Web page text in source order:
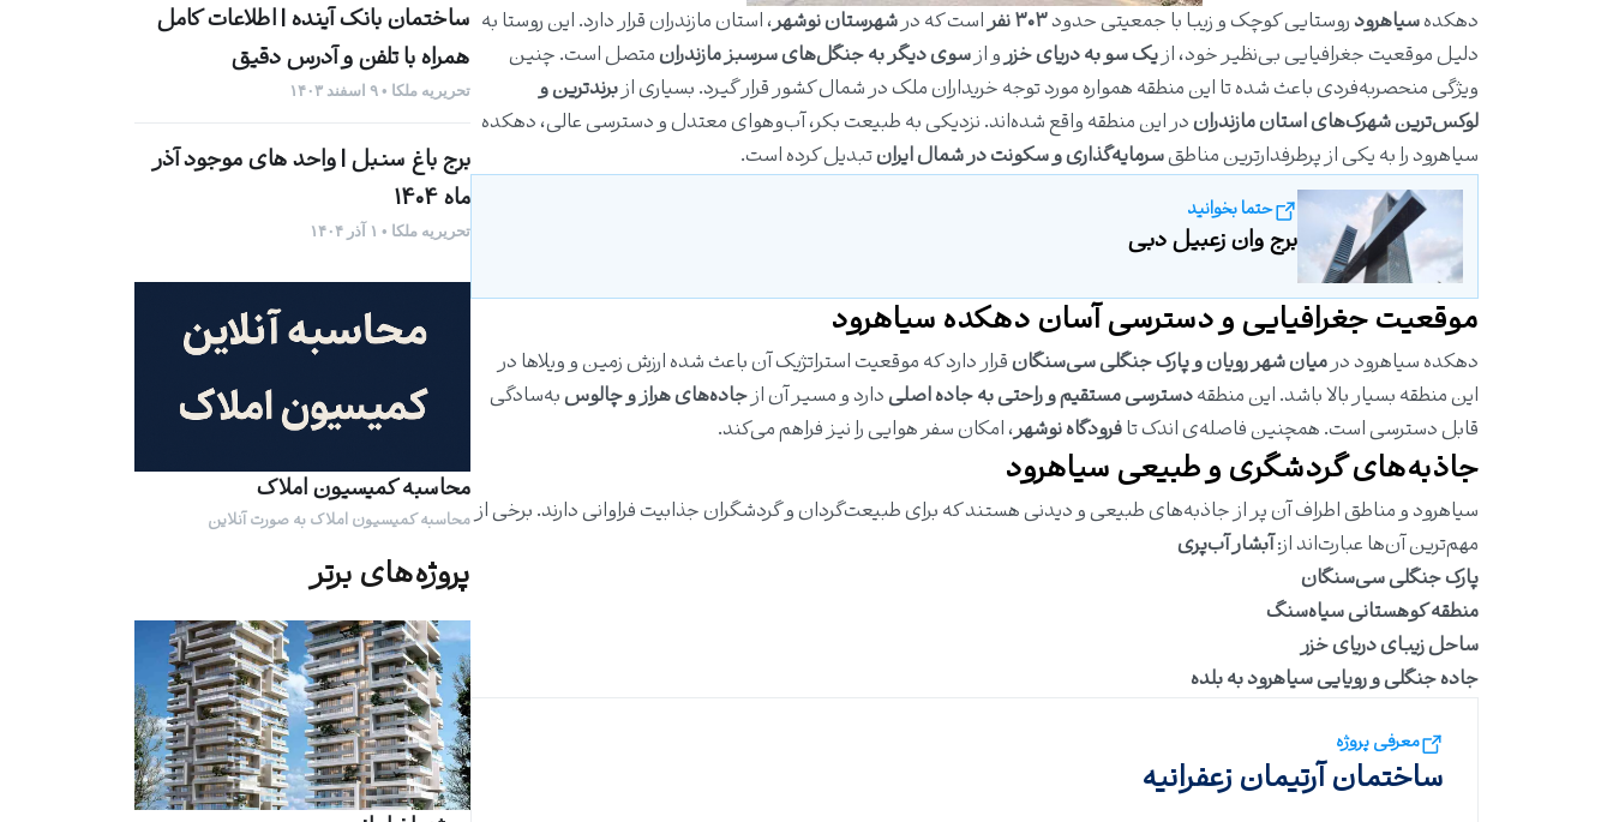
دهکدهسیاهرودروستایی کوچک و زیبا با جمعیتی حدود۳۰۳ نفر است که درشهرستاننوشهر، استان مازندران قرار دارد. این روستا به
دلیل موقعیت جغرافیایی بی‌نظیر خود، ازیک سو به دریای خزرو ازسوی دیگر به جنگل‌های سرسبز مازندرانمتصل است. چنین
ویژگی منحصربه‌فردی باعث شده تا این منطقه همواره مورد توجه خریداران ملک در شمال کشور قرار گیرد. بسیاری ازبرندترین و
لوکس‌ترین شهرک‌های استان مازندراندر این منطقه واقع شده‌اند. نزدیکی به طبیعت بکر، آب‌وهوای معتدل و دسترسی عالی، دهکده
سیاهرود را به یکی از پرطرفدارترین مناطقسرمایه‌گذاری و سکونت در شمال ایرانتبدیل کرده است.
حتما بخوانید
برج وان زعبیل دبی
موقعیت جغرافیایی و دسترسی آساندهکده سیاهرود
دهکده سیاهرود درمیان شهر رویان و پارک جنگلی سی‌سنگانقرار دارد که موقعیت استراتژیک آن باعث شده ارزش زمین و ویلاها در
این منطقه بسیار بالا باشد. این منطقهدسترسی مستقیم و راحتی به جاده اصلیدارد و مسیر آن ازجاده‌های هراز و چالوسبه‌سادگی
قابل دسترسی است. همچنین فاصله‌ی اندک تافرودگاه نوشهر، امکان سفر هوایی را نیز فراهم می‌کند.
جاذبه‌های گردشگری و طبیعی سیاهرود
سیاهرود و مناطق اطراف آن پر از جاذبه‌های طبیعی و دیدنی هستند که برای طبیعت‌گردان و گردشگران جذابیت فراوانی دارند. برخی از
مهم‌ترین آن‌ها عبارت‌اند از:آبشار آب‌پری
پارک جنگلی سی‌سنگان
منطقه کوهستانی سیاه‌سنگ
ساحل زیبای دریای خزر
جاده جنگلی و رویایی سیاهرود به بلده
معرفی پروژه
ساختمان آرتیمان زعفرانیه
ساختمان بانک آینده | اطلاعات کامل
همراه با تلفن و آدرس دقیق
تحریریه ملکا • ۹ اسفند ۱۴۰۳
برج باغ سنبل |‌ واحد های موجود آذر
ماه 1404
تحریریه ملکا • ۱ آذر ۱۴۰۴
محاسبه کمیسیون املاک
محاسبه کمیسیون املاک به صورت آنلاین
پروژه‌های برتر